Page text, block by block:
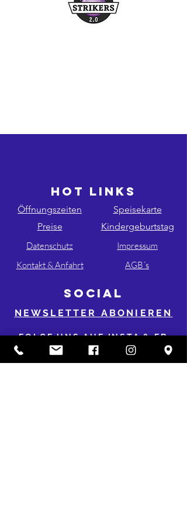
HOT LINKS
Öffnungszeiten
Preise
Datenschutz
Kontakt & Anfahrt
Speisekarte
Kindergeburtstag
Impressum
AGB´s
SOCIAL
NEWSLETTER ABONIEREN
FOLGE UNS AUF INSTA & FB